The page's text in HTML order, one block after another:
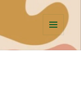
MENU
AND